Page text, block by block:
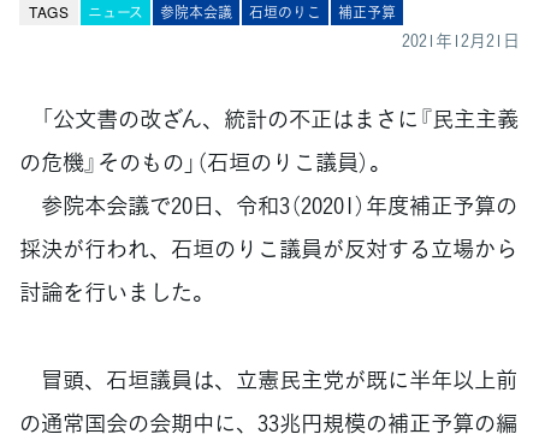
TAGS ニュース 参院本会議 石垣のりこ 補正予算
2021年12月21日
「公文書の改ざん、統計の不正はまさに『民主主義
の危機』そのもの」（石垣のりこ議員）。
参院本会議で20日、令和3（20201）年度補正予算の
採決が行われ、石垣のりこ議員が反対する立場から
討論を行いました。
冒頭、石垣議員は、立憲民主党が既に半年以上前
の通常国会の会期中に、33兆円規模の補正予算の編